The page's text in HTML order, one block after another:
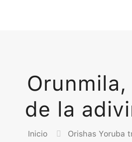
de la
Inicio
Orishas Yoruba